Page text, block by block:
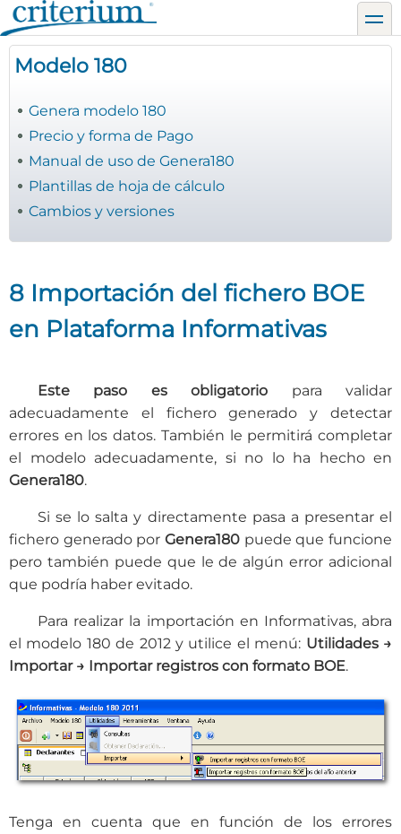
Pasar
al
contenido
principal
Modelo 180
Genera modelo 180
Precio y forma de Pago
Manual de uso de Genera180
Plantillas de hoja de cálculo
Cambios y versiones
8 Importación del fichero BOE
en Plataforma Informativas
Este paso es obligatorio para validar
adecuadamente el fichero generado y detectar
errores en los datos. También le permitirá completar
el modelo adecuadamente, si no lo ha hecho en
Genera180.
Si se lo salta y directamente pasa a presentar el
fichero generado por Genera180 puede que funcione
pero también puede que le de algún error adicional
que podría haber evitado.
Para realizar la importación en Informativas, abra
el modelo 180 de 2012 y utilice el menú: Utilidades →
Importar → Importar registros con formato BOE.
Tenga en cuenta que en función de los errores